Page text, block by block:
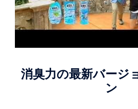
消臭力の最新バージ
ン